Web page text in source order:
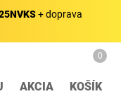
+ doprava
AKCIA
0
KOŠÍK